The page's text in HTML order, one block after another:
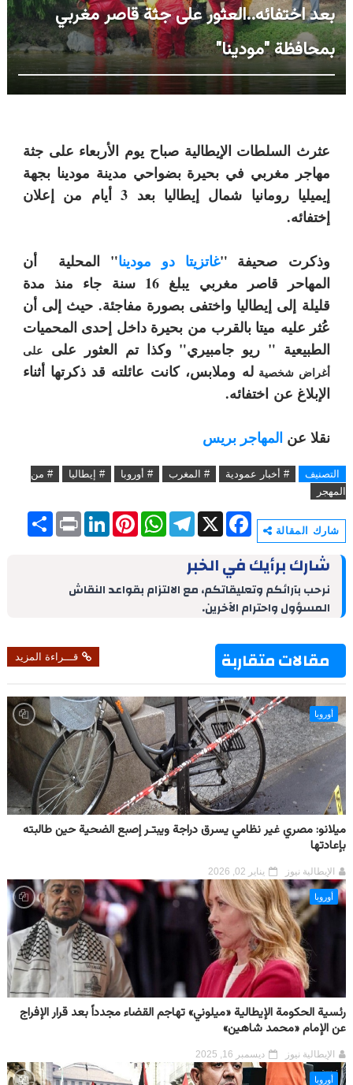
بعد اختفائه..العثور على جثة قاصر مغربي
بمحافظة "مودينا"
عثرث السلطات الإيطالية صباح يوم الأربعاء على جثة
مهاجر مغربي في بحيرة بضواحي مدينة مودينا بجهة
إيميليا رومانيا شمال إيطاليا بعد 3 أيام من إعلان
إختفائه.
وذكرت صحيفة "غاتزيتا دو مودينا" المحلية
أن
المهاحر قاصر مغربي يبلغ 16 سنة جاء منذ مدة
قليلة إلى إيطاليا واختفى بصورة مفاجئة.حيث إلى أن
عُثر عليه ميتا بالقرب من بحيرة داخل إحدى المحميات
الطبيعية " ريو جامبيري" وكذا تم العثور علىعلى
أغراض شخصيةله وملابس، كانت عائلته قد ذكرتها أثناء
الإبلاغ عن اختفائه.
نقلا عن المهاجر بريس
التصنيف # أخبار عمودية # المغرب # أوروبا # إيطاليا
# من
المهجر
شارك المقالة
S
h
P
r
L
I
P
e
W
h
p
T
e
g
a
X
F
a
b
o
k
شارك برأيك في الخبر
نرحب بآرائكم وتعليقاتكم، مع الالتزام بقواعد النقاش
المسؤول واحترام الآخرين.
مقالات متقاربة قـــراءة المزيد
أوروبا
ميلانو: مصري غير نظامي يسرق دراجة ويبتـر إصبع الضحية حين طالبته
بإعادتها
الإيطالية نيوز يناير 02, 2026
أوروبا
رئسية الحكومة الإيطالية «ميلوني» تهاجم القضاء مجدداً بعد قرار الإفراج
عن الإمام «محمد شاهين»
الإيطالية نيوز ديسمبر 16, 2025
أوروبا